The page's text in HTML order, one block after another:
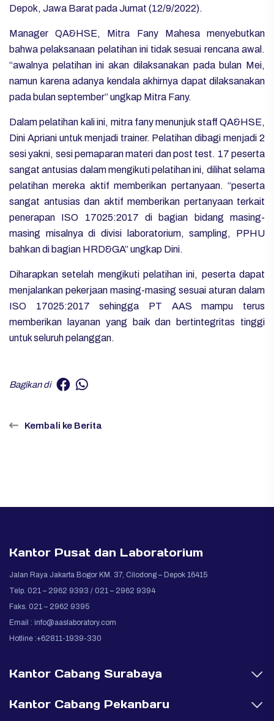
Depok, Jawa Barat pada Jumat (12/9/2022).
Manager QA&HSE, Mitra Fany Mahesa menyebutkan
bahwa pelaksanaan pelatihan ini tidak sesuai rencana awal.
“awalnya pelatihan ini akan dilaksanakan pada bulan Mei,
namun karena adanya kendala akhirnya dapat dilaksanakan
pada bulan september” ungkap Mitra Fany.
Dalam pelatihan kali ini, mitra fany menunjuk staff QA&HSE,
Dini Apriani untuk menjadi trainer. Pelatihan dibagi menjadi 2
sesi yakni, sesi pemaparan materi dan post test. 17 peserta
sangat antusias dalam mengikuti pelatihan ini, dilihat selama
pelatihan mereka aktif memberikan pertanyaan. “peserta
sangat antusias dan aktif memberikan pertanyaan terkait
penerapan ISO 17025:2017 di bagian bidang masing-
masing misalnya di divisi laboratorium, sampling, PPHU
bahkan di bagian HRD&GA” ungkap Dini.
Diharapkan setelah mengikuti pelatihan ini, peserta dapat
menjalankan pekerjaan masing-masing sesuai aturan dalam
ISO 17025:2017 sehingga PT AAS mampu terus
memberikan layanan yang baik dan bertintegritas tinggi
untuk seluruh pelanggan.
Bagikan di
Kembali ke Berita
Kantor Pusat dan Laboratorium
Jalan Raya Jakarta Bogor KM. 37, Cilodong – Depok 16415
Telp. 021 – 2962 9393 / 021 – 2962 9394
Faks. 021 – 2962 9395
Email : info@aaslaboratory.com
Hotline :+62811-1939-330
Kantor Cabang Surabaya
Kantor Cabang Pekanbaru